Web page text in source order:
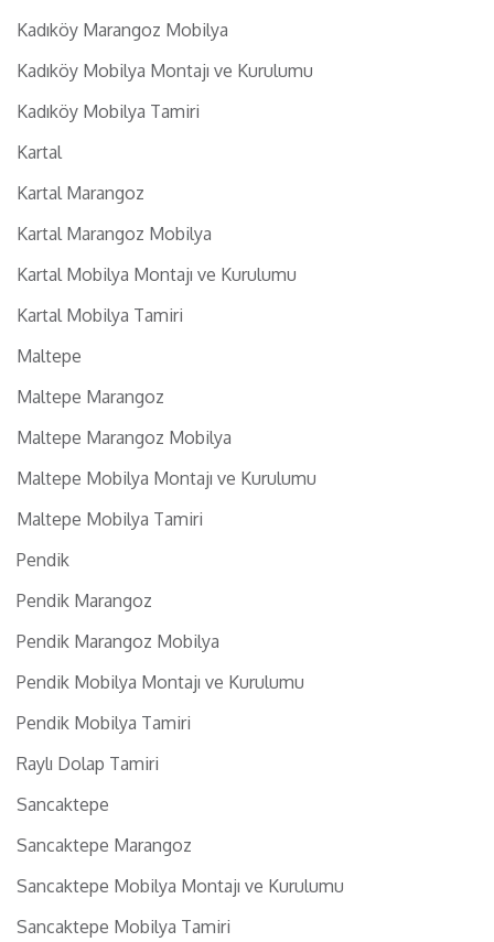
Kadıköy Marangoz Mobilya
Kadıköy Mobilya Montajı ve Kurulumu
Kadıköy Mobilya Tamiri
Kartal
Kartal Marangoz
Kartal Marangoz Mobilya
Kartal Mobilya Montajı ve Kurulumu
Kartal Mobilya Tamiri
Maltepe
Maltepe Marangoz
Maltepe Marangoz Mobilya
Maltepe Mobilya Montajı ve Kurulumu
Maltepe Mobilya Tamiri
Pendik
Pendik Marangoz
Pendik Marangoz Mobilya
Pendik Mobilya Montajı ve Kurulumu
Pendik Mobilya Tamiri
Raylı Dolap Tamiri
Sancaktepe
Sancaktepe Marangoz
Sancaktepe Mobilya Montajı ve Kurulumu
Sancaktepe Mobilya Tamiri